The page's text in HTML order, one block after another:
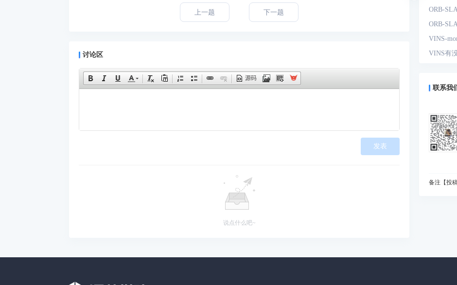
上一题 下一题
讨论区
源码
发表
说点什么吧~
ORB-
ORB-
VINS-
VINS有
预积分
IMU测
动态场
如何判
现？如
在vio做
什么是
初始化
联系我
备注【投